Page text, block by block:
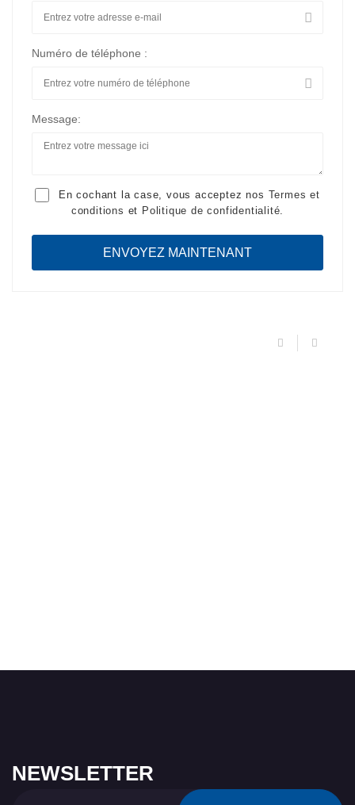
Numéro de téléphone :
Message:
En cochant la case, vous acceptez nos Termes et
conditions et Politique de confidentialité
NEWSLETTER